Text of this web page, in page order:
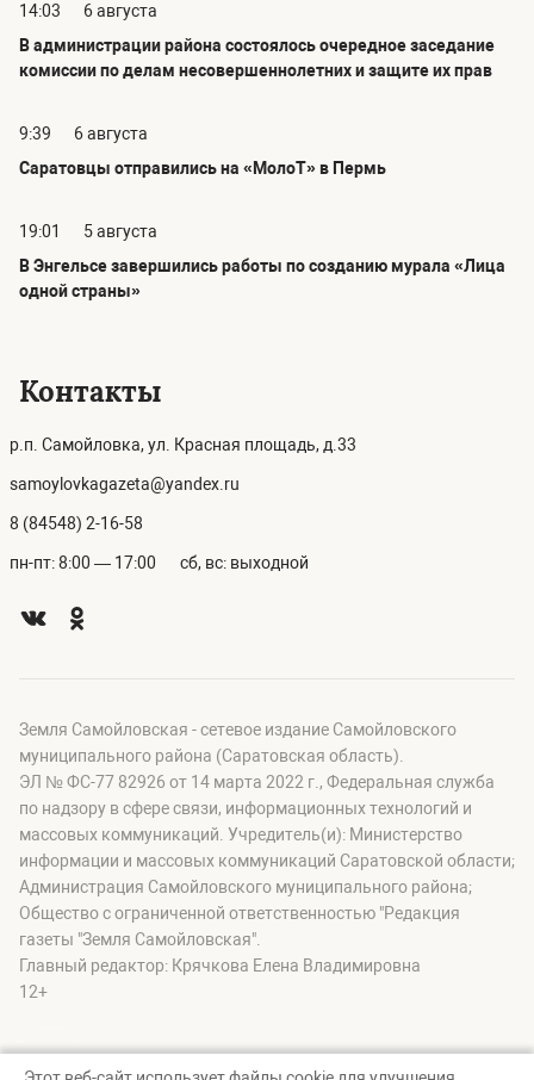
14:03
6 августа
В администрации района состоялось очередное заседание
комиссии по делам несовершеннолетних и защите их прав
9:39
6 августа
Саратовцы отправились на «МолоТ» в Пермь
19:01
5 августа
В Энгельсе завершились работы по созданию мурала «Лица
одной страны»
Контакты
р.п. Самойловка, ул. Красная площадь, д.33
samoylovkagazeta@yandex.ru
8 (84548) 2-16-58
пн-пт: 8:00 — 17:00 сб, вс: выходной
Земля Самойловская - сетевое издание Самойловского
муниципального района (Саратовская область).
ЭЛ № ФС-77 82926 от 14 марта 2022 г., Федеральная служба
по надзору в сфере связи, информационных технологий и
массовых коммуникаций. Учредитель(и): Министерство
информации и массовых коммуникаций Саратовской области;
Администрация Самойловского муниципального района;
Общество с ограниченной ответственностью "Редакция
газеты "Земля Самойловская".
Главный редактор: Крячкова Елена Владимировна
12+